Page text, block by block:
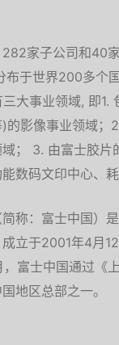
家子公司和40
布于世界200多个
大事业领域, 即
影像事业领域
； 3. 由富士胶
数码文印中心、
称：富士中国）
立于2001年4月
富士中国通过《
地区总部之一。